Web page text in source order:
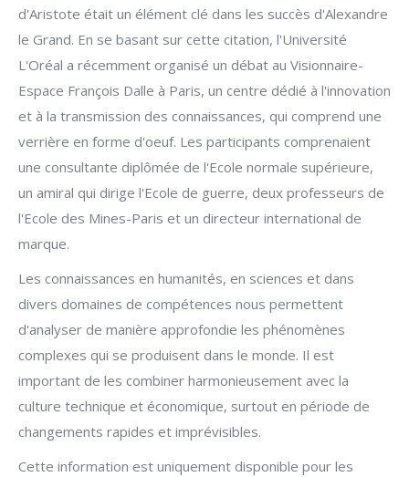
d'Aristote était un élément clé dans les succès d'Alexandre
le Grand. En se basant sur cette citation, l'Université
L'Oréal a récemment organisé un débat au Visionnaire-
Espace François Dalle à Paris, un centre dédié à l'innovation
et à la transmission des connaissances, qui comprend une
verrière en forme d'oeuf. Les participants comprenaient
une consultante diplômée de l'Ecole normale supérieure,
un amiral qui dirige l'Ecole de guerre, deux professeurs de
l'Ecole des Mines-Paris et un directeur international de
marque.
Les connaissances en humanités, en sciences et dans
divers domaines de compétences nous permettent
d'analyser de manière approfondie les phénomènes
complexes qui se produisent dans le monde. Il est
important de les combiner harmonieusement avec la
culture technique et économique, surtout en période de
changements rapides et imprévisibles.
Cette information est uniquement disponible pour les